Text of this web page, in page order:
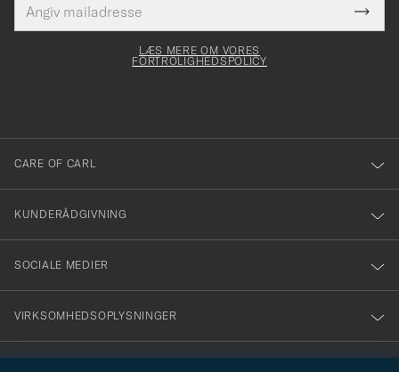
mailadresse
skal
Tack
för
dig
till
vårt
nyhetsbrev!
LÆS MERE OM VORES
FORTROLIGHEDSPOLICY
CARE OF CARL
KUNDERÅDGIVNING
SOCIALE MEDIER
VIRKSOMHEDSOPLYSNINGER